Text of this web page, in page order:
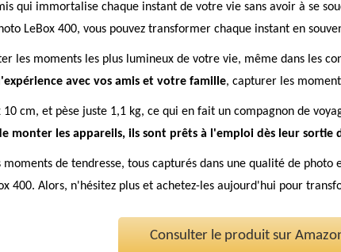
qui immortalise chaque instant de votre vie sans avoir à se
LeBox 400, vous pouvez transformer chaque instant en
les moments les plus lumineux de votre vie, même dans les
avec vos amis et votre famille, capturer les
cm, et pèse juste 1,1 kg, ce qui en fait un compagnon de
monter les appareils, ils sont prêts à l'emploi dès leur sortie
de tendresse, tous capturés dans une qualité de
400. Alors, n'hésitez plus et achetez-les aujourd'hui pour
Consulter le produit sur